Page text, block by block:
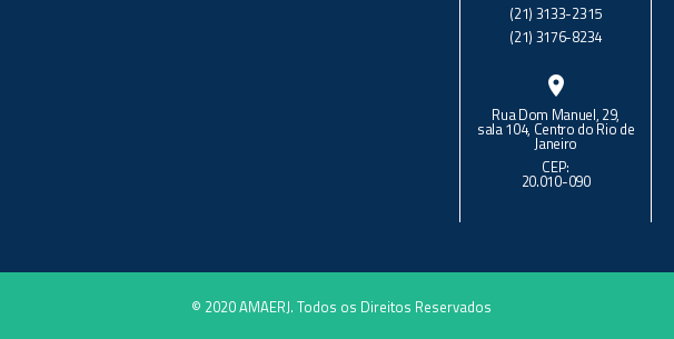
(21) 3133-2315
(21) 3176-8234
location_on
Rua Dom Manuel, 29,
sala 104, Centro do Rio de
Janeiro
CEP:
20.010-090
© 2020 AMAERJ. Todos os Direitos Reservados